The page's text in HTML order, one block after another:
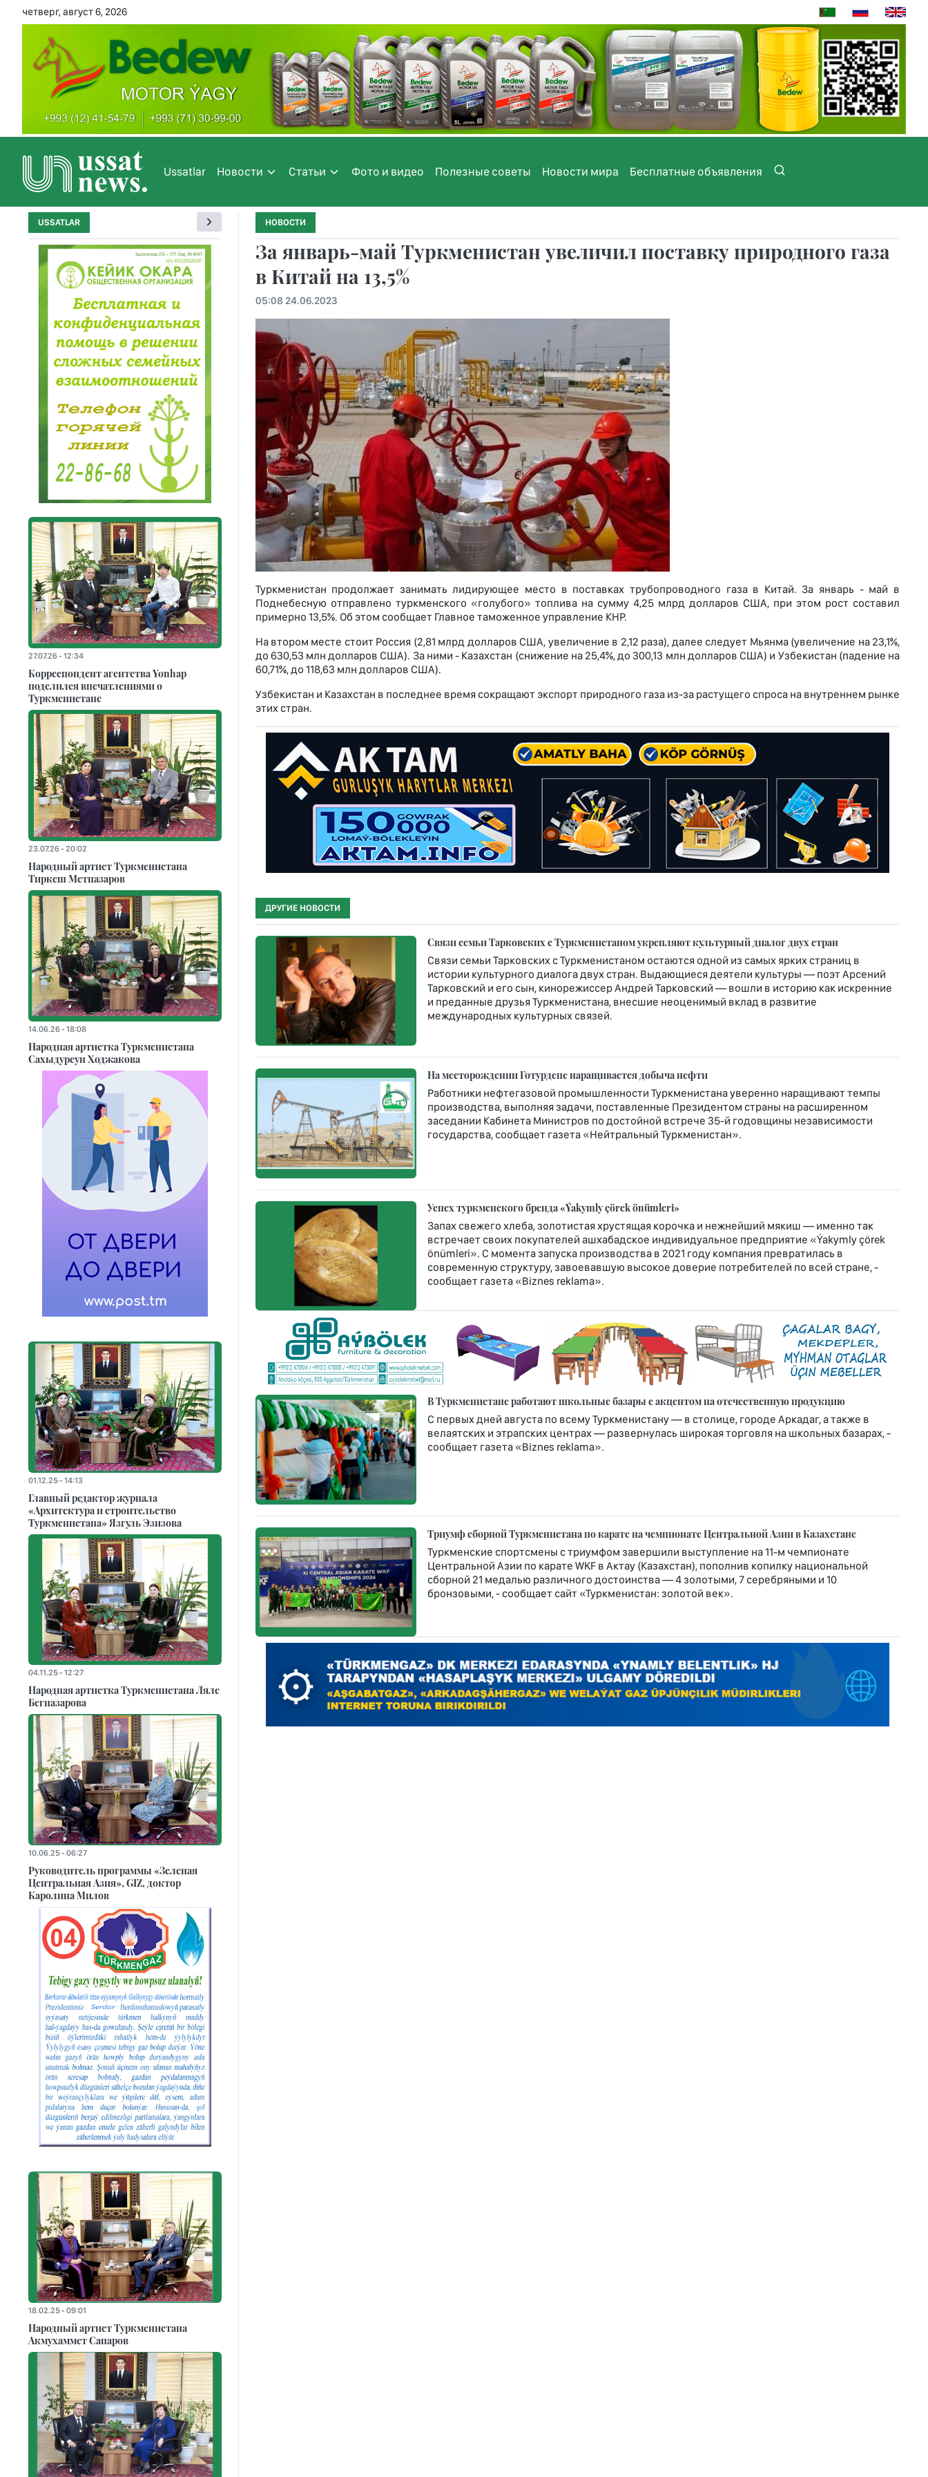
четверг, август 6, 2026
Ussatlar Новости Статьи Фото и видео Полезные советы Новости мира Бесплатные объявления
НОВОСТИ
За январь-май Туркменистан увеличил поставку природного газа
в Китай на 13,5%
05:08 24.06.2023
Туркменистан продолжает занимать лидирующее место в поставках трубопроводного газа в Китай. За январь - май в
Поднебесную отправлено туркменского «голубого» топлива на сумму 4,25 млрд долларов США, при этом рост составил
примерно 13,5%. Об этом сообщает Главное таможенное управление КНР.
На втором месте стоит Россия (2,81 млрд долларов США, увеличение в 2,12 раза), далее следует Мьянма (увеличение на 23,1%,
до 630,53 млн долларов США). За ними - Казахстан (снижение на 25,4%, до 300,13 млн долларов США) и Узбекистан (падение на
60,71%, до 118,63 млн долларов США).
Узбекистан и Казахстан в последнее время сокращают экспорт природного газа из-за растущего спроса на внутреннем рынке
этих стран.
ДРУГИЕ НОВОСТИ
Связи семьи Тарковских с Туркменистаном укрепляют культурный диалог двух стран
Связи семьи Тарковских с Туркменистаном остаются одной из самых ярких страниц в
истории культурного диалога двух стран. Выдающиеся деятели культуры — поэт Арсений
Тарковский и его сын, кинорежиссер Андрей Тарковский — вошли в историю как искренние
и преданные друзья Туркменистана, внесшие неоценимый вклад в развитие
международных культурных связей.
На месторождении Готурдепе наращивается добыча нефти
Работники нефтегазовой промышленности Туркменистана уверенно наращивают темпы
производства, выполняя задачи, поставленные Президентом страны на расширенном
заседании Кабинета Министров по достойной встрече 35-й годовщины независимости
государства, сообщает газета «Нейтральный Туркменистан».
Успех туркменского бренда «Ýakymly çörek önümleri»
Запах свежего хлеба, золотистая хрустящая корочка и нежнейший мякиш — именно так
встречает своих покупателей ашхабадское индивидуальное предприятие «Ýakymly çörek
önümleri». С момента запуска производства в 2021 году компания превратилась в
современную структуру, завоевавшую высокое доверие потребителей по всей стране, -
сообщает газета «Biznes reklama».
В Туркменистане работают школьные базары с акцентом на отечественную продукцию
С первых дней августа по всему Туркменистану — в столице, городе Аркадаг, а также в
велаятских и этрапских центрах — развернулась широкая торговля на школьных базарах, -
сообщает газета «Biznes reklama».
Триумф сборной Туркменистана по карате на чемпионате Центральной Азии в Казахстане
Туркменские спортсмены с триумфом завершили выступление на 11-м чемпионате
Центральной Азии по карате WKF в Актау (Казахстан), пополнив копилку национальной
сборной 21 медалью различного достоинства — 4 золотыми, 7 серебряными и 10
бронзовыми, - сообщает сайт «Туркменистан: золотой век».
USSATLAR
27.07.26 - 12:34
Корреспондент агентства Yonhap
поделился впечатлениями о
Туркменистане
23.07.26 - 20:02
Народный артист Туркменистана
Тиркеш Мeтназаров
14.06.26 - 18:08
Народная артистка Туркменистана
Сахыдурсун Ходжакова
01.12.25 - 14:13
Главный редактор журнала
«Архитектура и строительство
Туркменистана» Язгуль Эзизова
04.11.25 - 12:27
Народная артистка Туркменистана Ляле
Бегназарова
10.06.25 - 06:27
Руководитель программы «Зеленая
Центральная Азия», GIZ, доктор
Каролина Милов
18.02.25 - 09:01
Народный артист Туркменистана
Акмухаммет Сапаров